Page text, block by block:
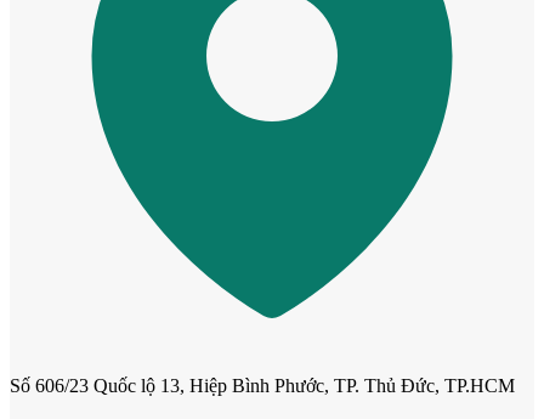
Số 606/23 Quốc lộ 13, Hiệp Bình Phước, TP. Thủ Đức, TP.HCM